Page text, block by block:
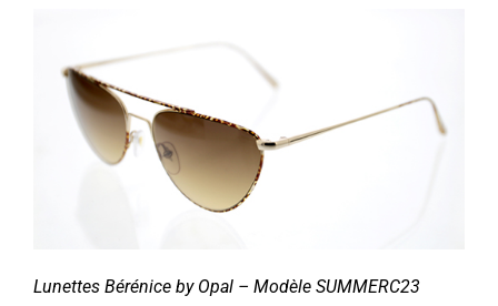
Lunettes Bérénice by Opal – Modèle SUMMERC23